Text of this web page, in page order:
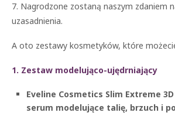
7. Nagrodzone zostaną naszym zdaniem
uzasadnienia.
A oto zestawy kosmetyków, które
1. Zestaw modelująco-ujędrniający
Eveline Cosmetics Slim Extreme
serum modelujące talię, brzuch i